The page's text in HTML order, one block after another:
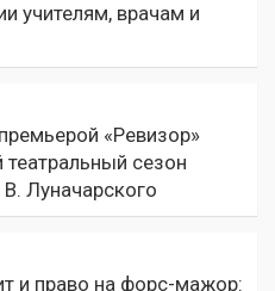
учителям, врачам и
«Ревизор»
сезон
Луначарского
и право на форс-мажор: